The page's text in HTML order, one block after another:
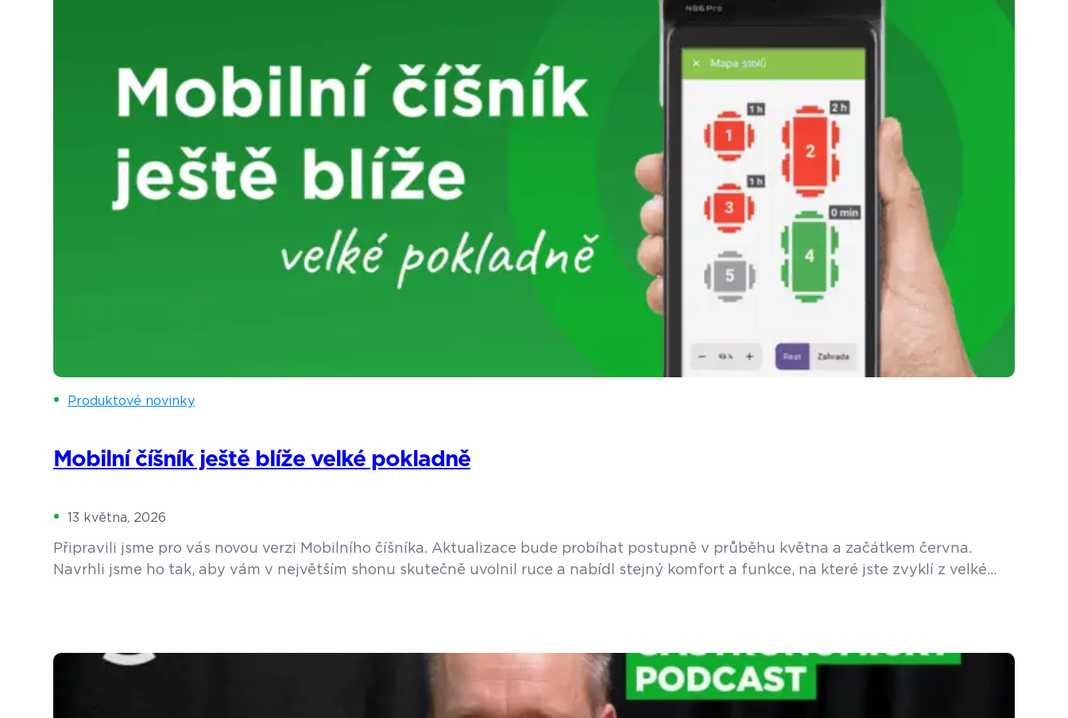
Produktové novinky
Mobilní číšník ještě blíže velké pokladně
13 května, 2026
Připravili jsme pro vás novou verzi Mobilního číšníka. Aktualizace bude probíhat postupně v průběhu května a začátkem června.
Navrhli jsme ho tak, aby vám v největším shonu skutečně uvolnil ruce a nabídl stejný komfort a funkce, na které jste zvyklí z velké